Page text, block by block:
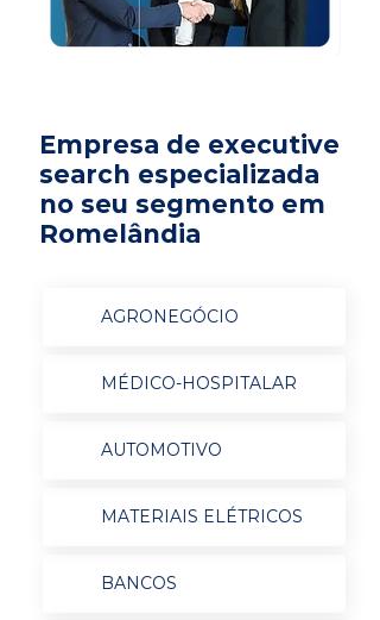
Empresa de executive
search especializada
no seu segmento em
Romelândia
AGRONEGÓCIO
MÉDICO-HOSPITALAR
AUTOMOTIVO
MATERIAIS ELÉTRICOS
BANCOS